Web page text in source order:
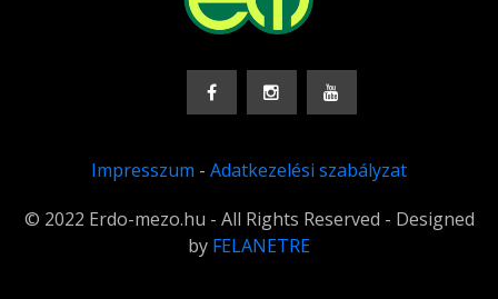
Impresszum - Adatkezelési szabályzat
© 2022 Erdo-mezo.hu - All Rights Reserved - Designed
by FELANETRE